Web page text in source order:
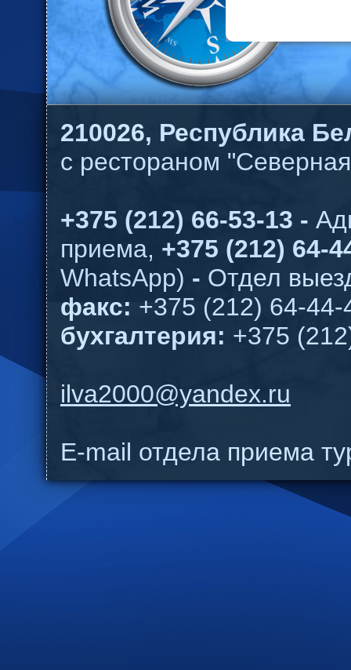
210026, Республика
с рестораном
+375 (212) 66-53-13 -
приема, +375 (212) 64-
WhatsApp) - Отдел
факс: +375 (212) 64-44-
бухгалтерия: +375
ilva2000@yandex.ru
E-mail отдела приема